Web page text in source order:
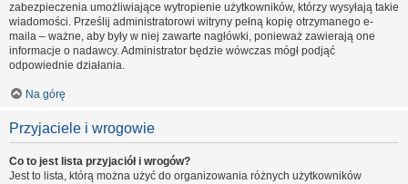
zabezpieczenia umożliwiające wytropienie użytkowników, którzy wysyłają takie
wiadomości. Prześlij administratorowi witryny pełną kopię otrzymanego e-
maila – ważne, aby były w niej zawarte nagłówki, ponieważ zawierają one
informacje o nadawcy. Administrator będzie wówczas mógł podjąć
odpowiednie działania.
Na górę
Przyjaciele i wrogowie
Co to jest lista przyjaciół i wrogów?
Jest to lista, którą można użyć do organizowania różnych użytkowników